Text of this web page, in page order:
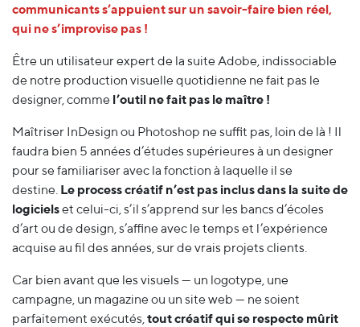
communicants s’appuient sur un savoir-faire bien réel,
qui ne s’improvise pas !
Être un utilisateur expert de la suite Adobe, indissociable
de notre production visuelle quotidienne ne fait pas le
designer, comme l’outil ne fait pas le maître !
Maîtriser InDesign ou Photoshop ne suffit pas, loin de là ! Il
faudra bien 5 années d’études supérieures à un designer
pour se familiariser avec la fonction à laquelle il se
destine. Le process créatif n’est pas inclus dans la suite de
logicielset celui-ci, s’il s’apprend sur les bancs d’écoles
d’art ou de design, s’affine avec le temps et l’expérience
acquise au fil des années, sur de vrais projets clients.
Car bien avant que les visuels — un logotype, une
campagne, un magazine ou un site web — ne soient
parfaitement exécutés, tout créatif qui se respecte mûrit